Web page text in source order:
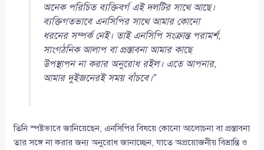
অনেক পরিচিত ব্যক্তিবর্গ এই দলটির সাথে আছে।
ব্যক্তিগতভাবে এনসিপির সাথে আমার কোনো
ধরনের সম্পর্ক নেই। তাই এনসিপি সংক্রান্ত পরামর্শ,
সাংগঠনিক আলাপ বা প্রস্তাবনা আমার কাছে
উপস্থাপন না করার অনুরোধ রইল। এতে আপনার,
আমার দুইজনেরই সময় বাঁচবে।”
তিনি স্পষ্টভাবে জানিয়েছেন, এনসিপির বিষয়ে কোনো আলোচনা বা প্রস্তাবনা
তার সঙ্গে না করার জন্য অনুরোধ জানাচ্ছেন, যাতে অপ্রয়োজনীয় বিভ্রান্তি ও